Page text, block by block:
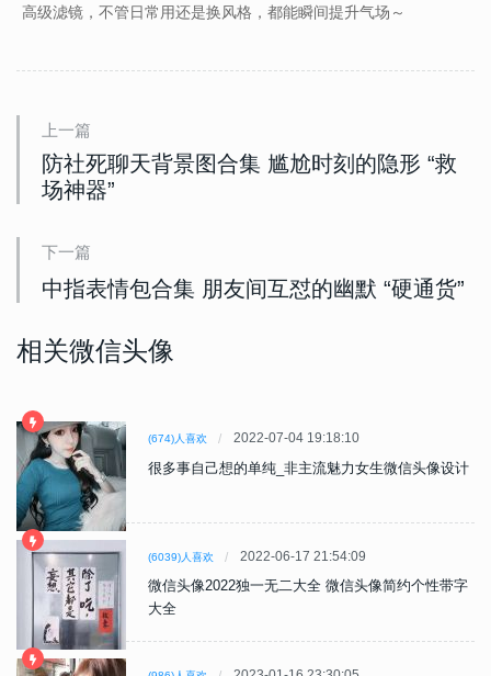
高级滤镜，不管日常用还是换风格，都能瞬间提升气场～
上一篇
防社死聊天背景图合集 尴尬时刻的隐形 “救
场神器”
下一篇
中指表情包合集 朋友间互怼的幽默 “硬通货”
相关微信头像
(674)人喜欢 2022-07-04 19:18:10
很多事自己想的单纯_非主流魅力女生微信头像设计
(6039)人喜欢 2022-06-17 21:54:09
微信头像2022独一无二大全 微信头像简约个性带字
大全